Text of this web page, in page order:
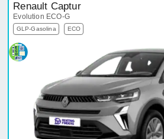
Renault Captur
Evolution ECO-G
GLP-Gasolina ECO